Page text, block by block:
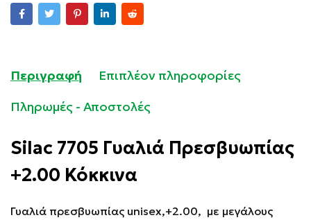
Περιγραφή
Επιπλέον πληροφορίες
Πληρωμές - Αποστολές
Silac 7705 Γυαλιά Πρεσβυωπίας
+2.00 Κόκκινα
Γυαλιά πρεσβυωπίας unisex,+2.00, με μεγάλους